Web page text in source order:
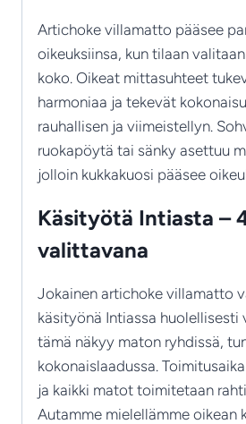
Artichoke villamatto pääsee
oikeuksiinsa, kun tilaan
koko. Oikeat mittasuhteet
harmoniaa ja tekevät
rauhallisen ja viimeistellyn.
ruokapöytä tai sänky asettuu
jolloin kukkakuosi pääsee
Käsityötä Intiasta –
valittavana
Jokainen artichoke villamatto
käsityönä Intiassa huolellisesti
tämä näkyy maton ryhdissä,
kokonaislaadussa.
ja kaikki matot toimitetaan
Autamme mielellämme oikean